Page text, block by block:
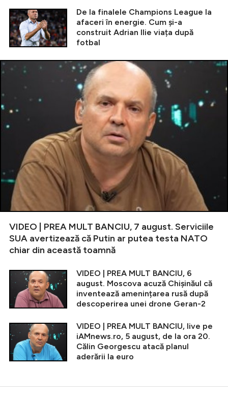
De la finalele Champions League la
afaceri în energie. Cum și-a
construit Adrian Ilie viața după
fotbal
VIDEO | PREA MULT BANCIU, 7 august. Serviciile
SUA avertizează că Putin ar putea testa NATO
chiar din această toamnă
VIDEO | PREA MULT BANCIU, 6
august. Moscova acuză Chișinăul că
inventează amenințarea rusă după
descoperirea unei drone Geran-2
VIDEO | PREA MULT BANCIU, live pe
iAMnews.ro, 5 august, de la ora 20.
Călin Georgescu atacă planul
aderării la euro